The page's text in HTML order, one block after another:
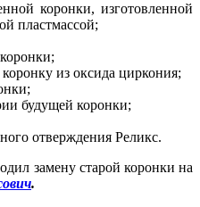
коронки, изготовленной
пластмассой;
из оксида циркония;
будущей коронки;
отверждения Реликс.
замену старой коронки на
.